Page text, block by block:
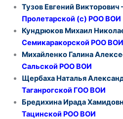
Тузов Евгений Викторович
Пролетарской (с) РОО ВОИ
Кундрюков Михаил
Семикаракорской РОО ВОИ
Михайленко Галина
Сальской РОО ВОИ
Щербаха Наталья
Таганрогской ГОО ВОИ
Бредихина Ирада
Тацинской РОО ВОИ